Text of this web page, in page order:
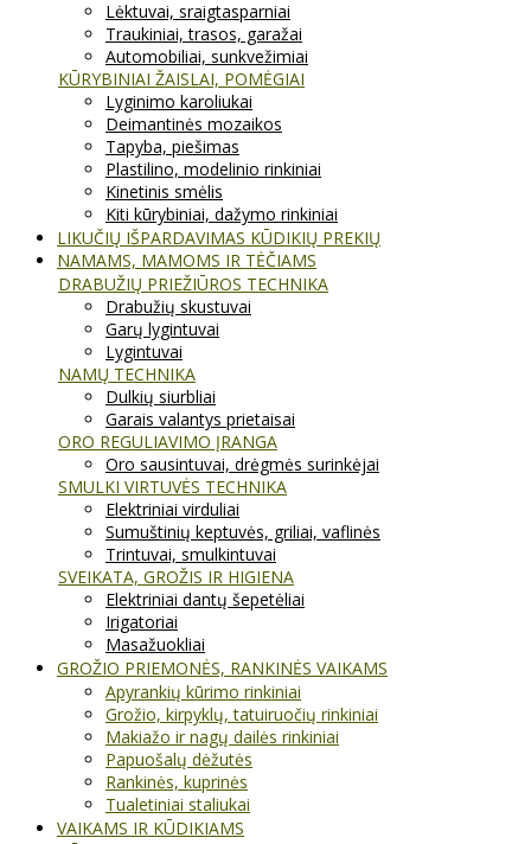
Lėktuvai, sraigtasparniai
Traukiniai, trasos, garažai
Automobiliai, sunkvežimiai
KŪRYBINIAI ŽAISLAI, POMĖGIAI
Lyginimo karoliukai
Deimantinės mozaikos
Tapyba, piešimas
Plastilino, modelinio rinkiniai
Kinetinis smėlis
Kiti kūrybiniai, dažymo rinkiniai
LIKUČIŲ IŠPARDAVIMAS KŪDIKIŲ PREKIŲ
NAMAMS, MAMOMS IR TĖČIAMS
DRABUŽIŲ PRIEŽIŪROS TECHNIKA
Drabužių skustuvai
Garų lygintuvai
Lygintuvai
NAMŲ TECHNIKA
Dulkių siurbliai
Garais valantys prietaisai
ORO REGULIAVIMO ĮRANGA
Oro sausintuvai, drėgmės surinkėjai
SMULKI VIRTUVĖS TECHNIKA
Elektriniai virduliai
Sumuštinių keptuvės, griliai, vaflinės
Trintuvai, smulkintuvai
SVEIKATA, GROŽIS IR HIGIENA
Elektriniai dantų šepetėliai
Irigatoriai
Masažuokliai
GROŽIO PRIEMONĖS, RANKINĖS VAIKAMS
Apyrankių kūrimo rinkiniai
Grožio, kirpyklų, tatuiruočių rinkiniai
Makiažo ir nagų dailės rinkiniai
Papuošalų dėžutės
Rankinės, kuprinės
Tualetiniai staliukai
VAIKAMS IR KŪDIKIAMS